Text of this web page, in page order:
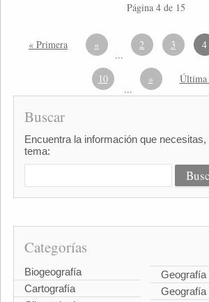
Página 4 de 15
« Primera «
...
2 3 4
10
...
» Última
Buscar
Encuentra la información que necesitas,
tema:
Categorías
Biogeografía
Cartografía
Geografía
Geografía